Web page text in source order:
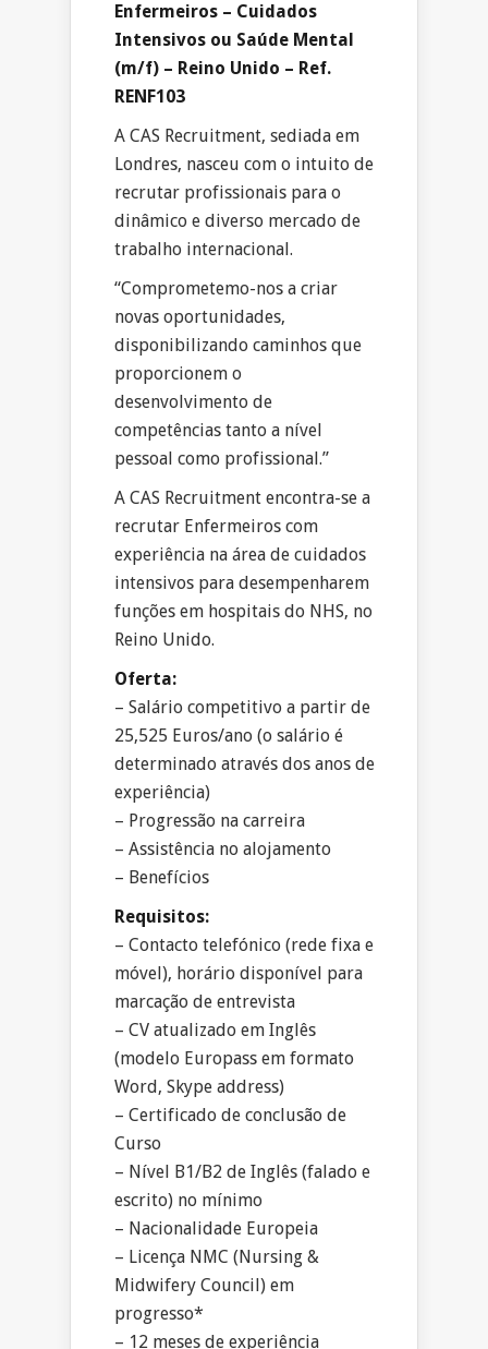
Enfermeiros – Cuidados
Intensivos ou Saúde Mental
(m/f) – Reino Unido – Ref.
RENF103
A CAS Recruitment, sediada em
Londres, nasceu com o intuito de
recrutar profissionais para o
dinâmico e diverso mercado de
trabalho internacional.
“Comprometemo-nos a criar
novas oportunidades,
disponibilizando caminhos que
proporcionem o
desenvolvimento de
competências tanto a nível
pessoal como profissional.”
A CAS Recruitment encontra-se a
recrutar Enfermeiros com
experiência na área de cuidados
intensivos para desempenharem
funções em hospitais do NHS, no
Reino Unido.
Oferta:
– Salário competitivo a partir de
25,525 Euros/ano (o salário é
determinado através dos anos de
experiência)
– Progressão na carreira
– Assistência no alojamento
– Benefícios
Requisitos:
– Contacto telefónico (rede fixa e
móvel), horário disponível para
marcação de entrevista
– CV atualizado em Inglês
(modelo Europass em formato
Word, Skype address)
– Certificado de conclusão de
Curso
– Nível B1/B2 de Inglês (falado e
escrito) no mínimo
– Nacionalidade Europeia
– Licença NMC (Nursing &
Midwifery Council) em
progresso*
– 12 meses de experiência